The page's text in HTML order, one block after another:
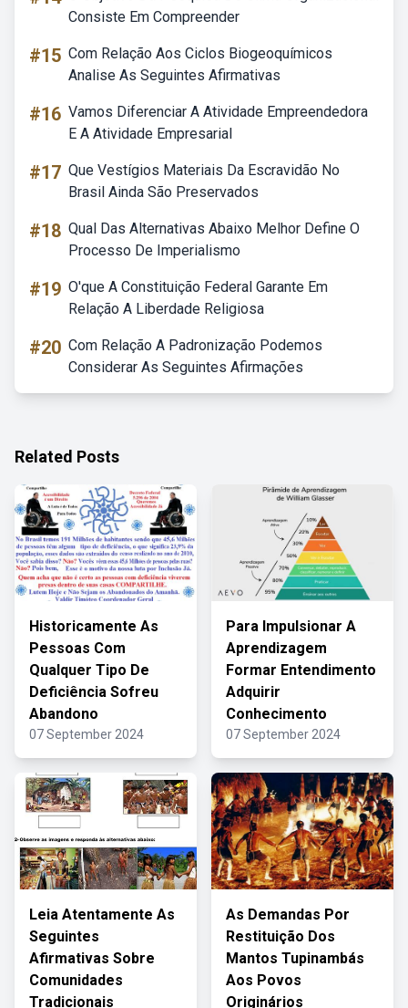
Consiste Em Compreender
#15 Com Relação Aos Ciclos Biogeoquímicos
Analise As Seguintes Afirmativas
#16 Vamos Diferenciar A Atividade Empreendedora
E A Atividade Empresarial
#17 Que Vestígios Materiais Da Escravidão No
Brasil Ainda São Preservados
#18 Qual Das Alternativas Abaixo Melhor Define O
Processo De Imperialismo
#19 O'que A Constituição Federal Garante Em
Relação A Liberdade Religiosa
#20 Com Relação A Padronização Podemos
Considerar As Seguintes Afirmações
Related Posts
Historicamente As
Pessoas Com
Qualquer Tipo De
Deficiência Sofreu
Abandono
07 September 2024
Para Impulsionar A
Aprendizagem
Formar Entendimento
Adquirir
Conhecimento
07 September 2024
Leia Atentamente As
Seguintes
Afirmativas Sobre
Comunidades
Tradicionais
As Demandas Por
Restituição Dos
Mantos Tupinambás
Aos Povos
Originários